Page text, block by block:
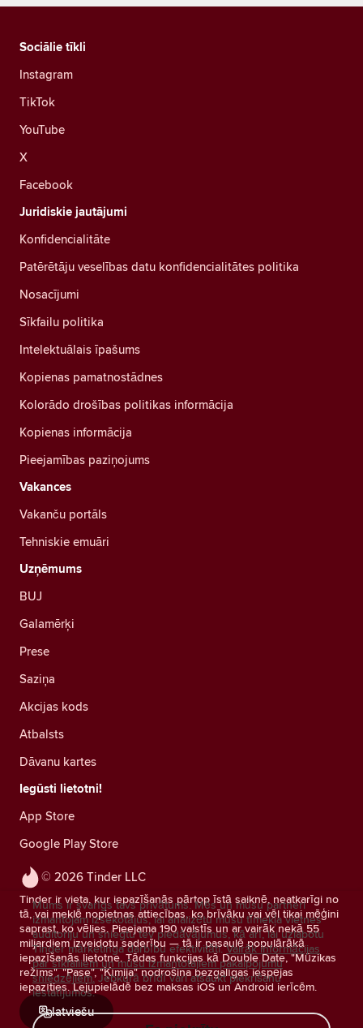
© 2026 Tinder LLC
Tinder ir vieta, kur iepazīšanās pārtop īstā saiknē, neatkarīgi no
tā, vai meklē nopietnas attiecības, ko brīvāku vai vēl tikai mēģini
saprast, ko vēlies. Pieejama 190 valstīs un ar vairāk nekā 55
miljardiem izveidotu saderību — tā ir pasaulē populārākā
iepazīšanās lietotne. Tādas funkcijas kā Double Date, "Mūzikas
režīms", "Pase", "Ķīmija" nodrošina bezgalīgas iespējas
iepazīties. Lejupielādē bez maksas iOS un Android ierīcēm.
latviešu
Sociālie tīkli
Instagram
TikTok
YouTube
X
Facebook
Juridiskie jautājumi
Konfidencialitāte
Patērētāju veselības datu konfidencialitātes politika
Nosacījumi
Sīkfailu politika
Intelektuālais īpašums
Kopienas pamatnostādnes
Kolorādo drošības politikas informācija
Kopienas informācija
Pieejamības paziņojums
Vakances
Vakanču portāls
Tehniskie emuāri
Uzņēmums
BUJ
Galamērķi
Prese
Saziņa
Akcijas kods
Atbalsts
Dāvanu kartes
Iegūsti lietotni!
App Store
Google Play Store
Mums ir svarīgs tavs privātums. Mēs un mūsu partneri
izmantojam izsekotājus, lai analizētu mūsu tīmekļa vietnes
auditoriju un sniegtu tev piedāvājumus, kā arī, lai uzlabotu
Tinder mārketinga darbību efektivitāti. Vairāk informācijas
par sīkfailiem un mūsu izmantotajiem pakalpojumu
sniedzējiem. Jebkurā brīdī vari atsaukt piekrišanu
iestatījumos.